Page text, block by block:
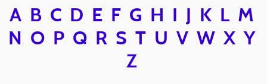
A B C D E F G H I J K L M
N O P Q R S T U V W X Y
Z